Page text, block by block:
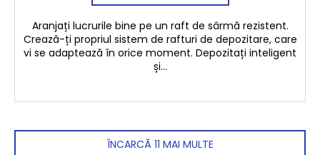
Aranjați lucrurile bine pe un raft de sârmă rezistent.
Crează-ți propriul sistem de rafturi de depozitare, care
vi se adaptează în orice moment. Depozitați inteligent
și...
ÎNCARCĂ 11 MAI MULTE